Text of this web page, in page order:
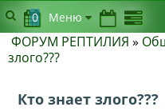
ФОРУМ РЕПТИЛИЯ »
злого???
Кто знает злого???
0 Меню